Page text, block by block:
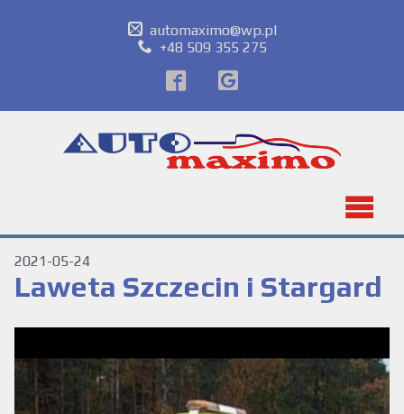
automaximo@wp.pl
+48 509 355 275
2021-05-24
Laweta Szczecin i Stargard